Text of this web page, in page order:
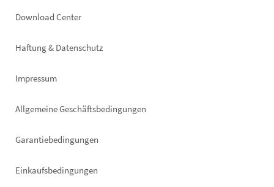
Footer
Download Center
Haftung & Datenschutz
Impressum
Allgemeine Geschäftsbedingungen
Garantiebedingungen
Einkaufsbedingungen